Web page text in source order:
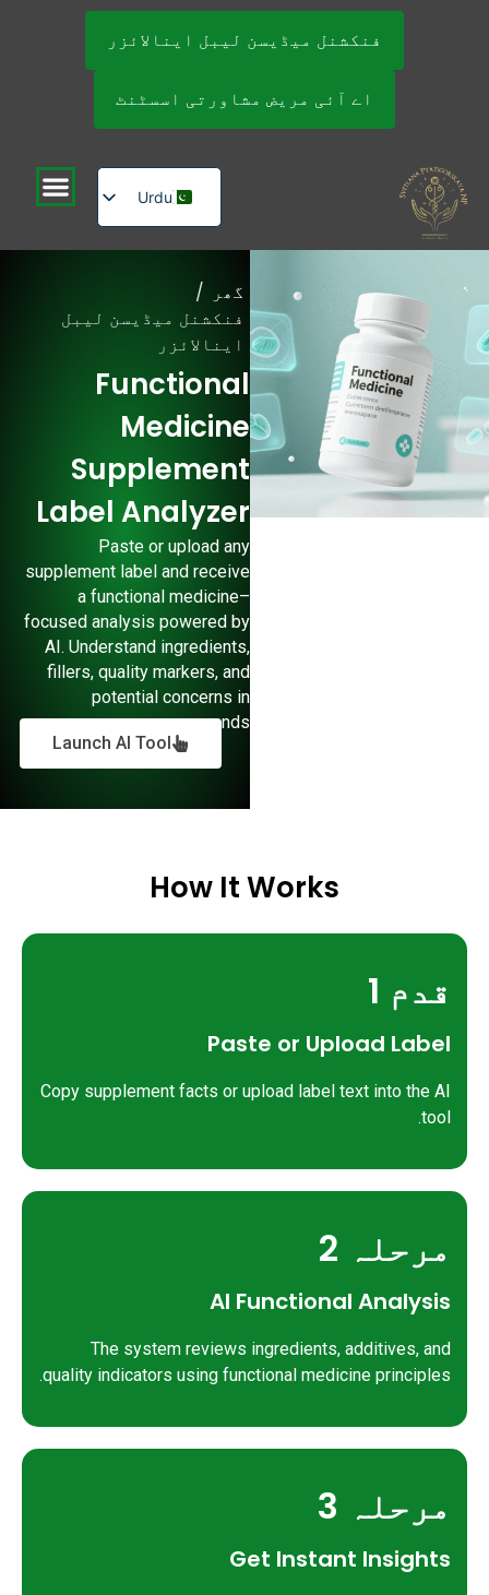
فنکشنل میڈیسن لیبل اینالائزر
اے آئی مریض مشاورتی اسسٹنٹ
Urdu
English
گھر /
فنکشنل میڈیسن لیبل
اینالائزر
Functional
Medicine
Supplement
Label Analyzer
Paste or upload any
supplement label and receive
a functional medicine–
focused analysis powered by
AI. Understand ingredients,
fillers, quality markers, and
potential concerns in
seconds.
Launch AI Tool
How It Works
قدم 1
Paste or Upload Label
Copy supplement facts or upload label text into the AI
tool.
مرحلہ 2
AI Functional Analysis
The system reviews ingredients, additives, and
quality indicators using functional medicine principles.
مرحلہ 3
Get Instant Insights